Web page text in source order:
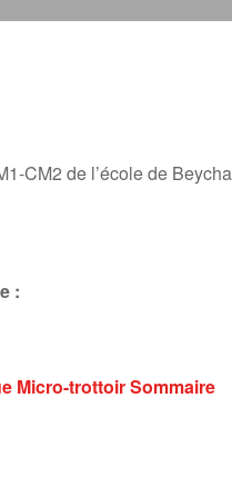
CM2 de l’école de
:
Micro-trottoirSommaire